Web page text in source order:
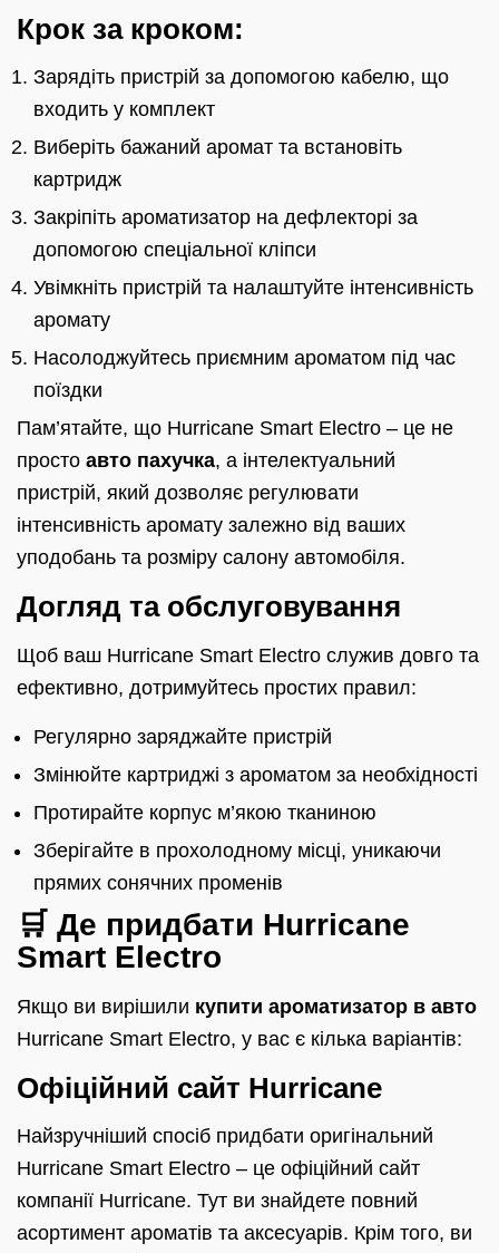
Крок за кроком:
Зарядіть пристрій за допомогою кабелю, що
входить у комплект
Виберіть бажаний аромат та встановіть
картридж
Закріпіть ароматизатор на дефлекторі за
допомогою спеціальної кліпси
Увімкніть пристрій та налаштуйте інтенсивність
аромату
Насолоджуйтесь приємним ароматом під час
поїздки
Пам’ятайте, що Hurricane Smart Electro – це не
просто авто пахучка, а інтелектуальний
пристрій, який дозволяє регулювати
інтенсивність аромату залежно від ваших
уподобань та розміру салону автомобіля.
Догляд та обслуговування
Щоб ваш Hurricane Smart Electro служив довго та
ефективно, дотримуйтесь простих правил:
Регулярно заряджайте пристрій
Змінюйте картриджі з ароматом за необхідності
Протирайте корпус м’якою тканиною
Зберігайте в прохолодному місці, уникаючи
прямих сонячних променів
🛒 Де придбати Hurricane
Smart Electro
Якщо ви вирішили купити ароматизатор в авто
Hurricane Smart Electro, у вас є кілька варіантів:
Офіційний сайт Hurricane
Найзручніший спосіб придбати оригінальний
Hurricane Smart Electro – це офіційний сайт
компанії Hurricane. Тут ви знайдете повний
асортимент ароматів та аксесуарів. Крім того, ви